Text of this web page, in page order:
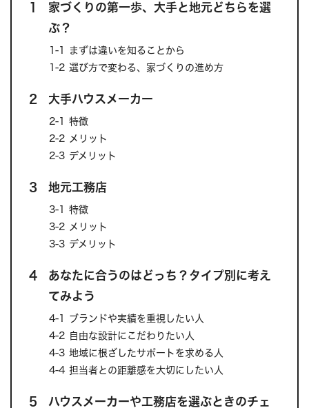
1
家づくりの第一歩、大手と地元どちらを選
ぶ？
1-1
まずは違いを知ることから
1-2 選び方で変わる、家づくりの進め方
2 大手ハウスメーカー
2-1
特徴
2-2
メリット
2-3 デメリット
3 地元工務店
3-1
特徴
3-2
メリット
3-3 デメリット
4
あなたに合うのはどっち？タイプ別に考え
てみよう
4-1
ブランドや実績を重視したい人
4-2 自由な設計にこだわりたい人
4-3 地域に根ざしたサポートを求める人
4-4 担当者との距離感を大切にしたい人
5
ハウスメーカーや工務店を選ぶときのチェ